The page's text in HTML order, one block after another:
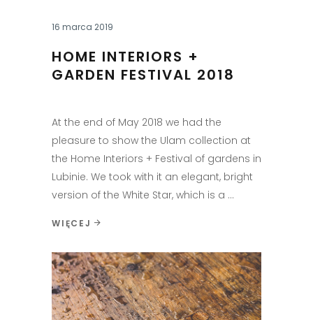
16 marca 2019
HOME INTERIORS +
GARDEN FESTIVAL 2018
At the end of May 2018 we had the
pleasure to show the Ulam collection at
the Home Interiors + Festival of gardens in
Lubinie. We took with it an elegant, bright
version of the White Star, which is a
WIĘCEJ